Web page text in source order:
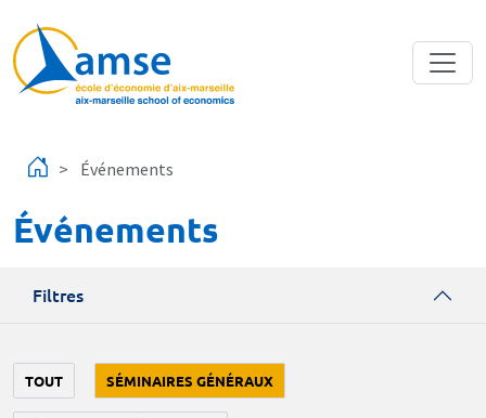
Événements
Événements
Filtres
TOUT SÉMINAIRES GÉNÉRAUX